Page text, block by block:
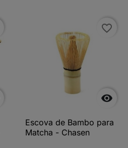

favorite_border
Escova de Bambo para
Matcha - Chasen